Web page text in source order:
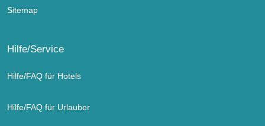
Sitemap
Hilfe/Service
Hilfe/FAQ für Hotels
Hilfe/FAQ für Urlauber